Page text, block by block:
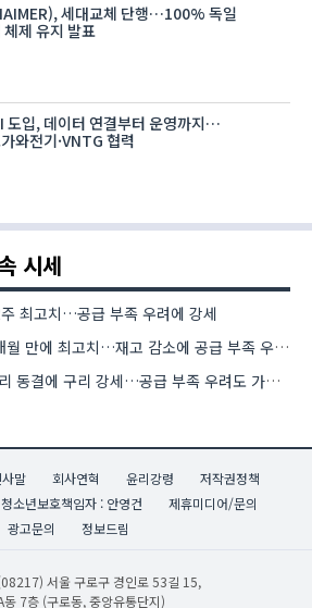
세대교체 단행…100% 독일
체제 유지 발표
도입, 데이터 연결부터 운영까지…
와전기·VNTG 협력
시세
최고치…공급 부족 우려에 강세
[비철금속 시황] 구리 2개월 만에 최고치…재고 감소에 공급 부족 우려 확대
[비철금속 시황] 연준 금리 동결에 구리 강세…공급 부족 우려도 가격 지지
말 회사연혁 윤리강령
저작권정책
청소년보호책임자 : 안영건
제휴미디어/문의
광고문의
정보드림
서울 구로구 경인로 53길 15,
동 7층 (구로동, 중앙유통단지)